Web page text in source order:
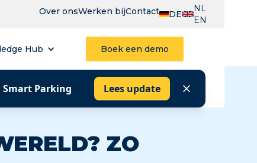
Over onsWerken bijContact DE
NL
EN
Hub Boek een demo
Smart Parking Lees update
ZO